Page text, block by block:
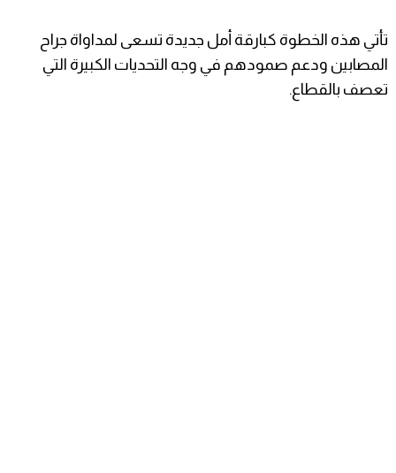
​تأتي هذه الخطوة كبارقة أمل جديدة تسعى لمداواة جراح
المصابين ودعم صمودهم في وجه التحديات الكبيرة التي
تعصف بالقطاع.